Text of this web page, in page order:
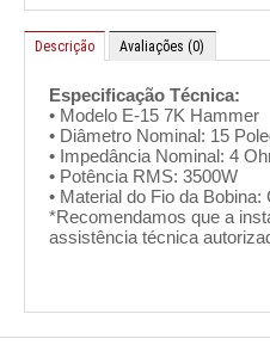
Descrição Avaliações (0)
Especificação Técnica:
• Modelo E-15 7K Hammer
• Diâmetro Nominal: 15
• Impedância Nominal: 4
• Potência RMS: 3500W
• Material do Fio da Bobina:
*Recomendamos que a
assistência técnica